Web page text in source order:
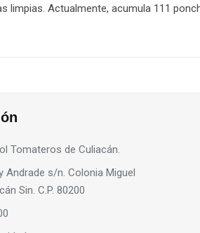
limpias. Actualmente, acumula 111
Tomateros de Culiacán.
Andrade s/n. Colonia Miguel
Sin. C.P. 80200